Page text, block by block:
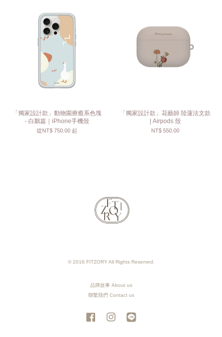
「獨家設計款」動物園療癒系色塊
- 白鵝篇｜iPhone手機殼
從NT$ 750.00 起
「獨家設計款」花藝師 陸蓮法文款
| Airpods 殼
NT$ 550.00
© 2016 FITZORY All Rights Reserved.
品牌故事 About us
聯繫我們 Contact us
Facebook Instagram